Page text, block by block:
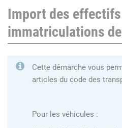
Import des
immatriculations
Cette démarche vous
articles du code des
Pour les véhicules :